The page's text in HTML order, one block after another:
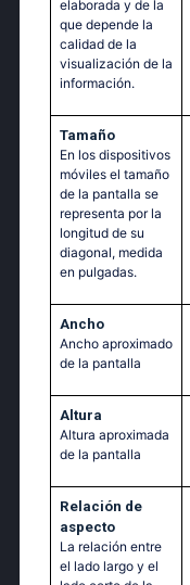
elaborada y de la
que depende la
calidad de la
visualización de la
información.
Tamaño
En los dispositivos
móviles el tamaño
de la pantalla se
representa por la
longitud de su
diagonal, medida
en pulgadas.
Ancho
Ancho aproximado
de la pantalla
Altura
Altura aproximada
de la pantalla
Relación de
aspecto
La relación entre
el lado largo y el